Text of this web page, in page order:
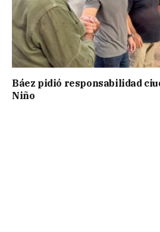
Báez pidió responsabilidad
Niño